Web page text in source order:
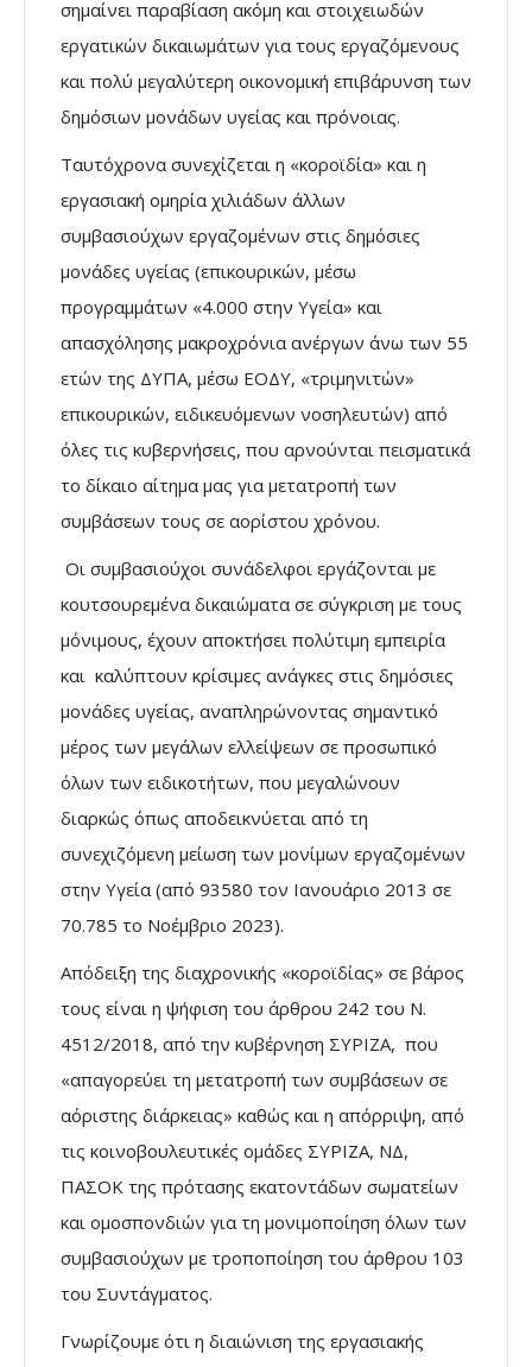
σημαίνει παραβίαση ακόμη και στοιχειωδών
εργατικών δικαιωμάτων για τους εργαζόμενους
και πολύ μεγαλύτερη οικονομική επιβάρυνση των
δημόσιων μονάδων υγείας και πρόνοιας.
Ταυτόχρονα συνεχίζεται η «κοροϊδία» και η
εργασιακή ομηρία χιλιάδων άλλων
συμβασιούχων εργαζομένων στις δημόσιες
μονάδες υγείας (επικουρικών, μέσω
προγραμμάτων «4.000 στην Υγεία» και
απασχόλησης μακροχρόνια ανέργων άνω των 55
ετών της ΔΥΠΑ, μέσω ΕΟΔΥ, «τριμηνιτών»
επικουρικών, ειδικευόμενων νοσηλευτών) από
όλες τις κυβερνήσεις, που αρνούνται πεισματικά
το δίκαιο αίτημα μας για μετατροπή των
συμβάσεων τους σε αορίστου χρόνου.
Οι συμβασιούχοι συνάδελφοι εργάζονται με
κουτσουρεμένα δικαιώματα σε σύγκριση με τους
μόνιμους, έχουν αποκτήσει πολύτιμη εμπειρία
και καλύπτουν κρίσιμες ανάγκες στις δημόσιες
μονάδες υγείας, αναπληρώνοντας σημαντικό
μέρος των μεγάλων ελλείψεων σε προσωπικό
όλων των ειδικοτήτων, που μεγαλώνουν
διαρκώς όπως αποδεικνύεται από τη
συνεχιζόμενη μείωση των μονίμων εργαζομένων
στην Υγεία (από 93580 τον Ιανουάριο 2013 σε
70.785 το Νοέμβριο 2023).
Απόδειξη της διαχρονικής «κοροϊδίας» σε βάρος
τους είναι η ψήφιση του άρθρου 242 του Ν.
4512/2018, από την κυβέρνηση ΣΥΡΙΖΑ, που
«απαγορεύει τη μετατροπή των συμβάσεων σε
αόριστης διάρκειας» καθώς και η απόρριψη, από
τις κοινοβουλευτικές ομάδες ΣΥΡΙΖΑ, ΝΔ,
ΠΑΣΟΚ της πρότασης εκατοντάδων σωματείων
και ομοσπονδιών για τη μονιμοποίηση όλων των
συμβασιούχων με τροποποίηση του άρθρου 103
του Συντάγματος.
Γνωρίζουμε ότι η διαιώνιση της εργασιακής